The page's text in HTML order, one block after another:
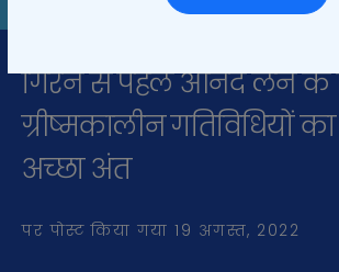
गिरने से पहले आनंद लेने के
ग्रीष्मकालीन गतिविधियों
अच्छा अंत
पर पोस्ट किया गया 19 अगस्त, 2022